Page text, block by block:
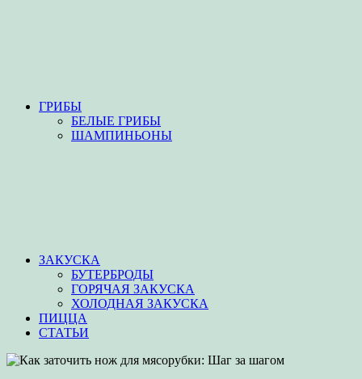
ГРИБЫ
БЕЛЫЕ ГРИБЫ
ШАМПИНЬОНЫ
ЗАКУСКА
БУТЕРБРОДЫ
ГОРЯЧАЯ ЗАКУСКА
ХОЛОДНАЯ ЗАКУСКА
ПИЦЦА
СТАТЬИ